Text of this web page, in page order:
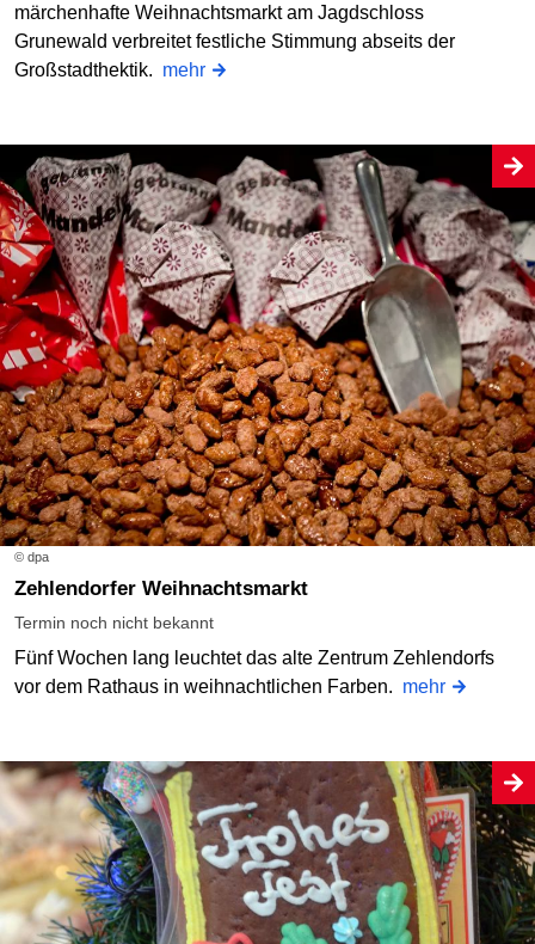
märchenhafte Weihnachtsmarkt am Jagdschloss
Grunewald verbreitet festliche Stimmung abseits der
Großstadthektik. mehr
© dpa
Zehlendorfer Weihnachtsmarkt
Termin noch nicht bekannt
Fünf Wochen lang leuchtet das alte Zentrum Zehlendorfs
vor dem Rathaus in weihnachtlichen Farben. mehr